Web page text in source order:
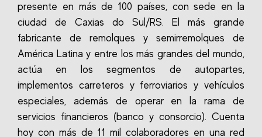
presente en más de 100 países, con sede en la
ciudad de Caxias do Sul/RS. El más grande
fabricante de remolques y semirremolques de
América Latina y entre los más grandes del mundo,
actúa en los segmentos de autopartes,
implementos carreteros y ferroviarios y vehículos
especiales, además de operar en la rama de
servicios financieros (banco y consorcio). Cuenta
hoy con más de 11 mil colaboradores en una red